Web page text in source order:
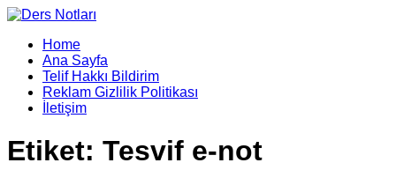
Home
Ana Sayfa
Telif Hakkı Bildirim
Reklam Gizlilik Politikası
İletişim
Etiket: Tesvif e-not